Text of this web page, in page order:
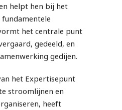
helpt hen bij het
het centrale punt
gedeeld, en
gedijen.
het Expertisepunt
stroomlijnen en
heeft